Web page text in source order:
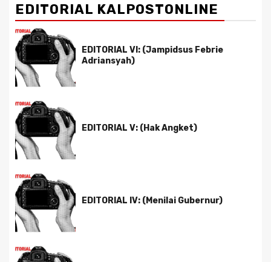
EDITORIAL KALPOSTONLINE
EDITORIAL VI: (Jampidsus Febrie
Adriansyah)
EDITORIAL V: (Hak Angket)
EDITORIAL IV: (Menilai Gubernur)